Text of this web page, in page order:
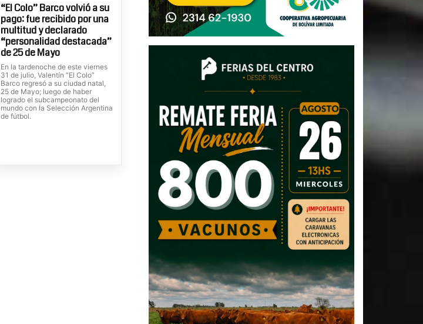
“El Colo” Barco volvió a su
pago: fue recibido por una
multitud y declarado
“personalidad destacada”
de 25 de Mayo
En la tardenoche de este viernes
31 de julio, Valentín “El Colo”
Barco regresó a su ciudad natal,
25 de Mayo; luego de haber
logrado el subcampeonato del
mundo con la Selección Argentina
de fútbol.